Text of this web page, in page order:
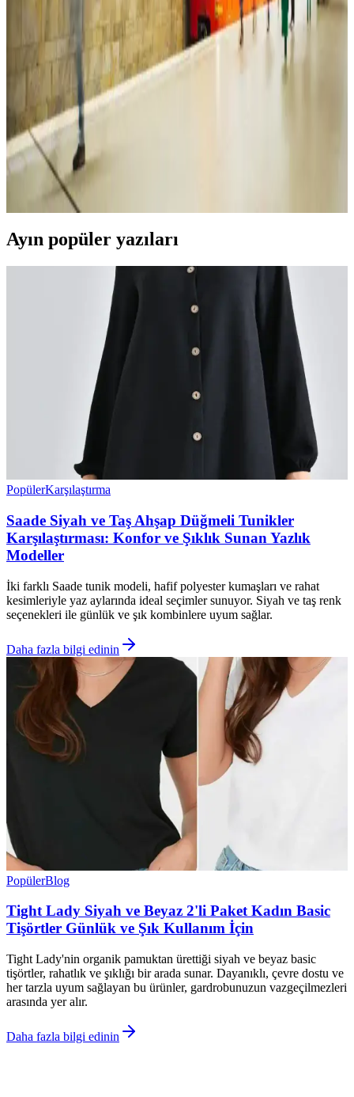
Beyaz Elbise Modelleri: Çeşitleri ve Kombin
Önerileriyle Zamansız Şıklık
Beyaz elbise modelleri, farklı tarzlara ve ihtiyaçlara uygun çeşitli
seçenekler sunar. Günlük, resmi veya modern tasarımlarla şıklığınızı
tamamlayın, trendleri yakalayın.
Kadın Kot Modelleri ve Kombinasyon İpuçlarıyla
Şıklık ve Rahatlık Yakalayın
Kadın kot, farklı modelleri ve kombinasyon seçenekleriyle her tarz
ve ihtiyaca uygun, şıklık ve rahatlığı bir arada sunan vazgeçilmez bir
giyim parçasıdır.
Ayın popüler yazıları
PopülerKarşılaştırma
Saade Siyah ve Taş Ahşap Düğmeli Tunikler
Karşılaştırması: Konfor ve Şıklık Sunan Yazlık
Modeller
İki farklı Saade tunik modeli, hafif polyester kumaşları ve rahat
kesimleriyle yaz aylarında ideal seçimler sunuyor. Siyah ve taş renk
seçenekleri ile günlük ve şık kombinlere uyum sağlar.
Daha fazla bilgi edinin
PopülerBlog
Tight Lady Siyah ve Beyaz 2'li Paket Kadın Basic
Tişörtler Günlük ve Şık Kullanım İçin
Tight Lady'nin organik pamuktan ürettiği siyah ve beyaz basic
tişörtler, rahatlık ve şıklığı bir arada sunar. Dayanıklı, çevre dostu ve
her tarzla uyum sağlayan bu ürünler, gardrobunuzun vazgeçilmezleri
arasında yer alır.
Daha fazla bilgi edinin